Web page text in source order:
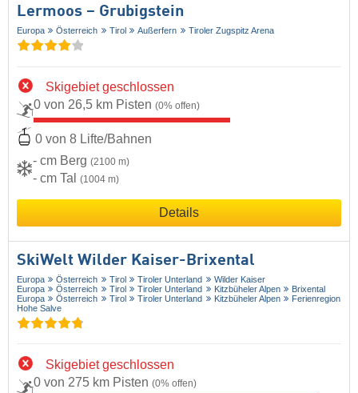
Lermoos – Grubigstein
Europa Österreich Tirol Außerfern Tiroler Zugspitz Arena
Skigebiet geschlossen
0 von 26,5 km Pisten (0% offen)
0 von 8 Lifte/Bahnen
- cm Berg (2100 m)
- cm Tal (1004 m)
Details
SkiWelt Wilder Kaiser-Brixental
Europa Österreich Tirol Tiroler Unterland
Wilder Kaiser
Europa
Österreich Tirol Tiroler Unterland Kitzbüheler Alpen
Brixental
Europa
Österreich Tirol Tiroler Unterland Kitzbüheler Alpen
Ferienregion
Hohe Salve
Skigebiet geschlossen
0 von 275 km Pisten (0% offen)